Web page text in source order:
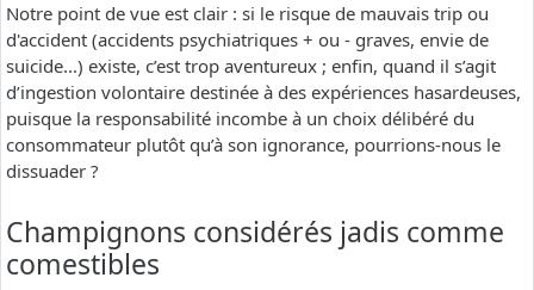
Notre point de vue est clair : si le risque de mauvais trip ou
d'accident (accidents psychiatriques + ou - graves, envie de
suicide...) existe, c’est trop aventureux ; enfin, quand il s’agit
d’ingestion volontaire destinée à des expériences hasardeuses,
puisque la responsabilité incombe à un choix délibéré du
consommateur plutôt qu’à son ignorance, pourrions-nous le
dissuader ?
Champignons considérés jadis comme
comestibles